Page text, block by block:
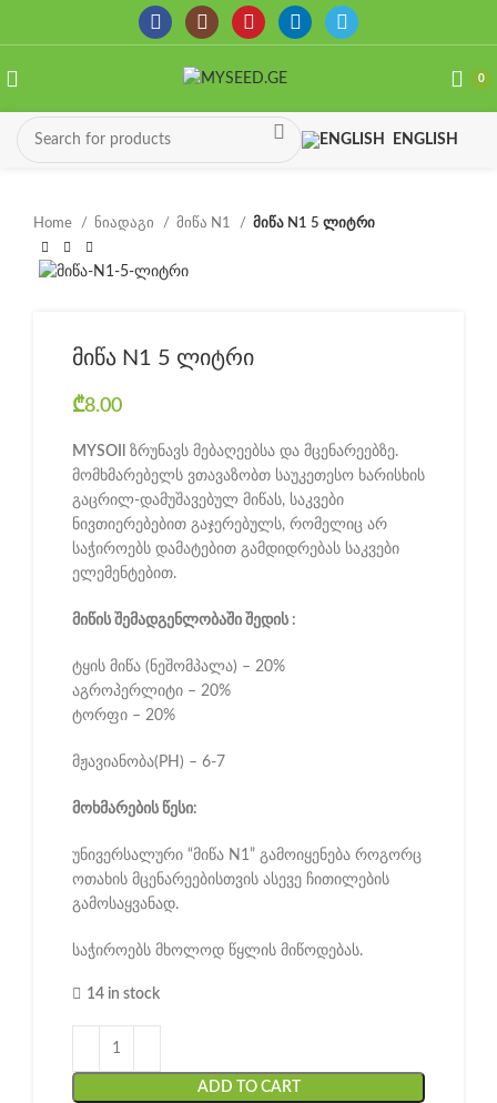
0
ENGLISH
Home ნიადაგი მიწა N1 მიწა N1 5 ლიტრი
მიწა N1 5 ლიტრი
₾8.00
MYSOIl
ზრუნავს მებაღეებსა და მცენარეებზე.
მომხმარებელს ვთავაზობთ საუკეთესო ხარისხის
გაცრილ-დამუშავებულ მიწას, საკვები
ნივთიერებებით გაჯერებულს, რომელიც არ
საჭიროებს დამატებით გამდიდრებას საკვები
ელემენტებით.
მიწის შემადგენლობაში შედის :
ტყის მიწა (ნეშომპალა) – 20%
აგროპერლიტი – 20%
ტორფი – 20%
მჟავიანობა(PH) – 6-7
მოხმარების წესი:
უნივერსალური “მიწა N1” გამოიყენება როგორც
ოთახის მცენარეებისთვის ასევე ჩითილების
გამოსაყვანად.
საჭიროებს მხოლოდ წყლის მიწოდებას.
14 in stock
ADD TO CART